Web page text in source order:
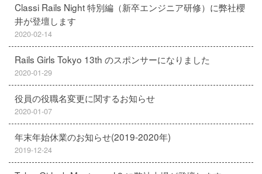
Classi Rails Night 特別編（新卒エンジニア研修）に弊社櫻
井が登壇します
2020-02-14
Rails Girls Tokyo 13th のスポンサーになりました
2020-01-29
役員の役職名変更に関するお知らせ
2020-01-07
年末年始休業のお知らせ(2019-2020年)
2019-12-24